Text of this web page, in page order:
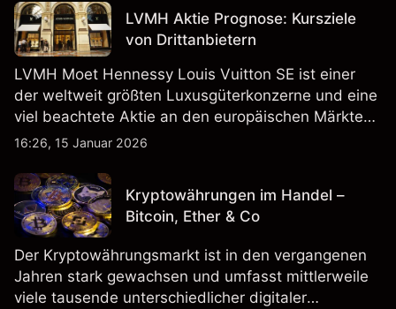
LVMH Aktie Prognose: Kursziele
von Drittanbietern
LVMH Moet Hennessy Louis Vuitton SE ist einer
der weltweit größten Luxusgüterkonzerne und eine
viel beachtete Aktie an den europäischen Märkten.
Erkunden Sie die jüngste Kursentwicklung von MC,
Analysen.
16:26, 15 Januar 2026
Kryptowährungen im Handel –
Bitcoin, Ether & Co
Der Kryptowährungsmarkt ist in den vergangenen
Jahren stark gewachsen und umfasst mittlerweile
viele tausende unterschiedlicher digitaler